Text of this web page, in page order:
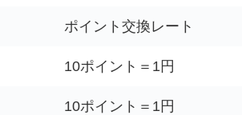
ポイント交換レート
10ポイント＝1円
10ポイント＝1円